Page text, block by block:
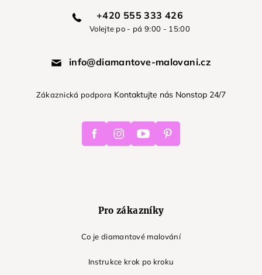
+420 555 333 426
Volejte po - pá 9:00 - 15:00
info@diamantove-malovani.cz
Zákaznická podpora Kontaktujte nás Nonstop 24/7
FacebookInstagramYoutube Pinterest
Pro zákazníky
Co je diamantové malování
Instrukce krok po kroku